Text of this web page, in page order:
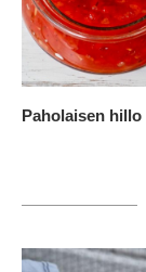
Paholaisen hillo